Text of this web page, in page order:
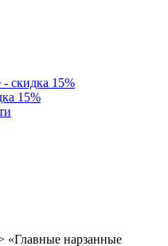
скидка 15%
15%